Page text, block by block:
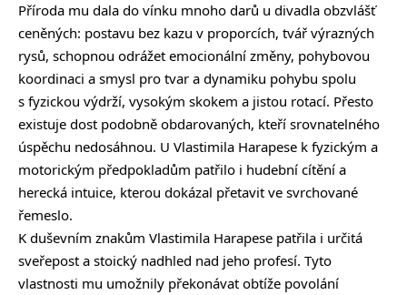
Příroda mu dala do vínku mnoho darů u divadla obzvlášť
ceněných: postavu bez kazu v proporcích, tvář výrazných
rysů, schopnou odrážet emocionální změny, pohybovou
koordinaci a smysl pro tvar a dynamiku pohybu spolu
s fyzickou výdrží, vysokým skokem a jistou rotací. Přesto
existuje dost podobně obdarovaných, kteří srovnatelného
úspěchu nedosáhnou. U Vlastimila Harapese k fyzickým a
motorickým předpokladům patřilo i hudební cítění a
herecká intuice, kterou dokázal přetavit ve svrchované
řemeslo.
K duševním znakům Vlastimila Harapese patřila i určitá
sveřepost a stoický nadhled nad jeho profesí. Tyto
vlastnosti mu umožnily překonávat obtíže povolání